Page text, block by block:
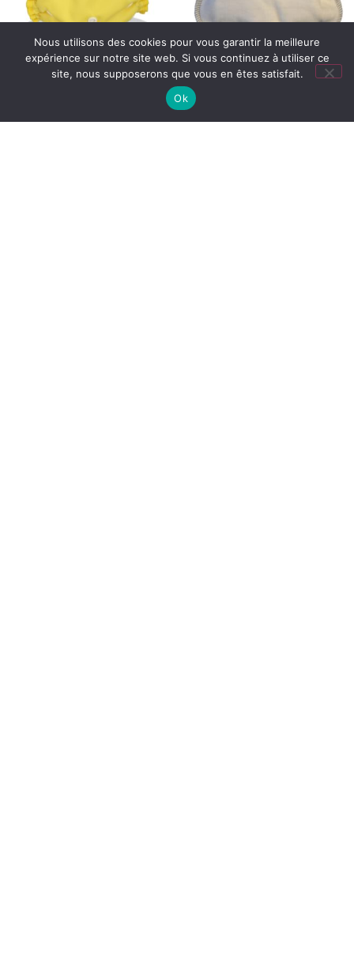
COUCHE APPLECHEEKS
32,00€16,00€
COUCHE CLASSIQUE
LULU
17,30
Nous utilisons des cookies pour vous garantir la meilleure
expérience sur notre site web. Si vous continuez à utiliser ce
site, nous supposerons que vous en êtes satisfait.
Ok